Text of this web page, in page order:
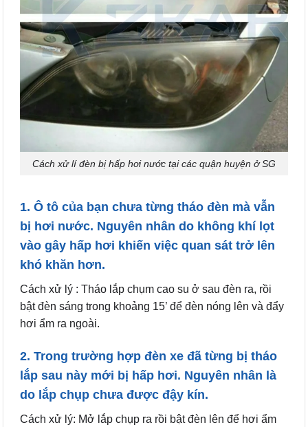
Cách xử lí đèn bị hấp hơi nước tại các quận huyện ở SG
1. Ô tô của bạn chưa từng tháo đèn mà vẫn
bị hơi nước. Nguyên nhân do không khí lọt
vào gây hấp hơi khiến việc quan sát trở lên
khó khăn hơn.
Cách xử lý : Tháo lắp chụm cao su ở sau đèn ra, rồi
bật đèn sáng trong khoảng 15’ để đèn nóng lên và đẩy
hơi ẩm ra ngoài.
2. Trong trường hợp đèn xe đã từng bị tháo
lắp sau này mới bị hấp hơi. Nguyên nhân là
do lắp chụp chưa được đậy kín.
Cách xử lý: Mở lắp chụp ra rồi bật đèn lên để hơi ẩm